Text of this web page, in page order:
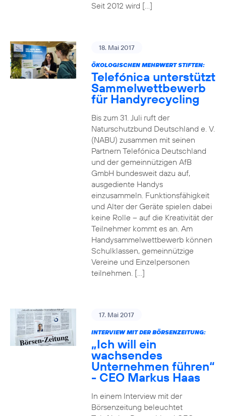
Seit 2012 wird […]
18. Mai 2017
ÖKOLOGISCHEN MEHRWERT STIFTEN:
Telefónica unterstützt
Sammelwettbewerb
für Handyrecycling
Bis zum 31. Juli ruft der
Naturschutzbund Deutschland e. V.
(NABU) zusammen mit seinen
Partnern Telefónica Deutschland
und der gemeinnützigen AfB
GmbH bundesweit dazu auf,
ausgediente Handys
einzusammeln. Funktionsfähigkeit
und Alter der Geräte spielen dabei
keine Rolle – auf die Kreativität der
Teilnehmer kommt es an. Am
Handysammelwettbewerb können
Schulklassen, gemeinnützige
Vereine und Einzelpersonen
teilnehmen. […]
17. Mai 2017
INTERVIEW MIT DER BÖRSENZEITUNG:
„Ich will ein
wachsendes
Unternehmen führen“
- CEO Markus Haas
In einem Interview mit der
Börsenzeitung beleuchtet